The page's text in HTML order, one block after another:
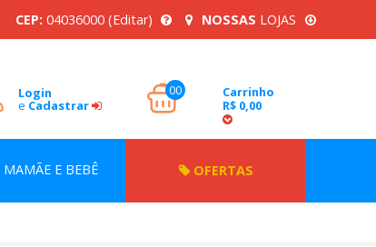
CEP: 04036000 (Editar) NOSSAS LOJAS
Login
e Cadastrar
00
Carrinho
R$ 0,00
MAMÃE E BEBÊ OFERTAS